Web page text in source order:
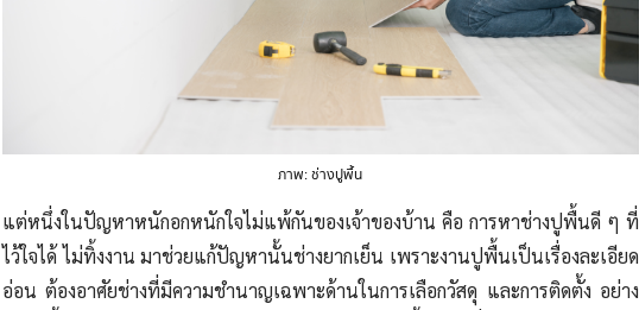
ภาพ: ช่างปูพื้น
แต่หนึ่งในปัญหาหนักอกหนักใจไม่แพ้กันของเจ้าของบ้าน คือ การหาช่างปูพื้นดี ๆ ที่
ไว้ใจได้ ไม่ทิ้งงาน มาช่วยแก้ปัญหานั้นช่างยากเย็น เพราะงานปูพื้นเป็นเรื่องละเอียด
อ่อน ต้องอาศัยช่างที่มีความชำนาญเฉพาะด้านในการเลือกวัสดุ และการติดตั้ง อย่าง